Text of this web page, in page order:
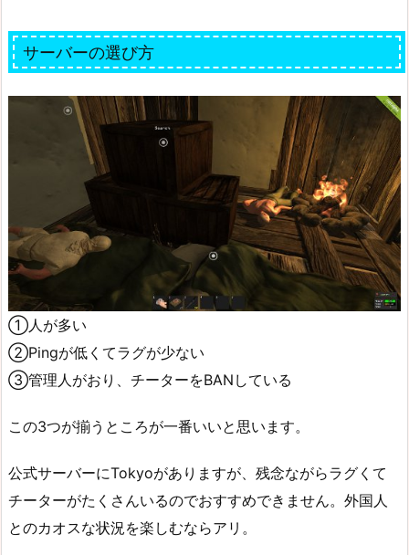
サーバーの選び方
①人が多い
②Pingが低くてラグが少ない
③管理人がおり、チーターをBANしている
この3つが揃うところが一番いいと思います。
公式サーバーにTokyoがありますが、残念ながらラグくて
チーターがたくさんいるのでおすすめできません。外国人
とのカオスな状況を楽しむならアリ。